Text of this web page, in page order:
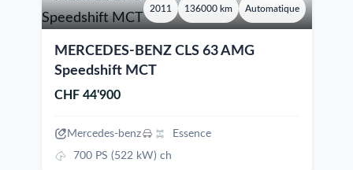
2011 136000 km Automatique
MERCEDES-BENZ CLS 63 AMG
Speedshift MCT
CHF 44'900
Mercedes-benz
Essence
700 PS (522 kW) ch